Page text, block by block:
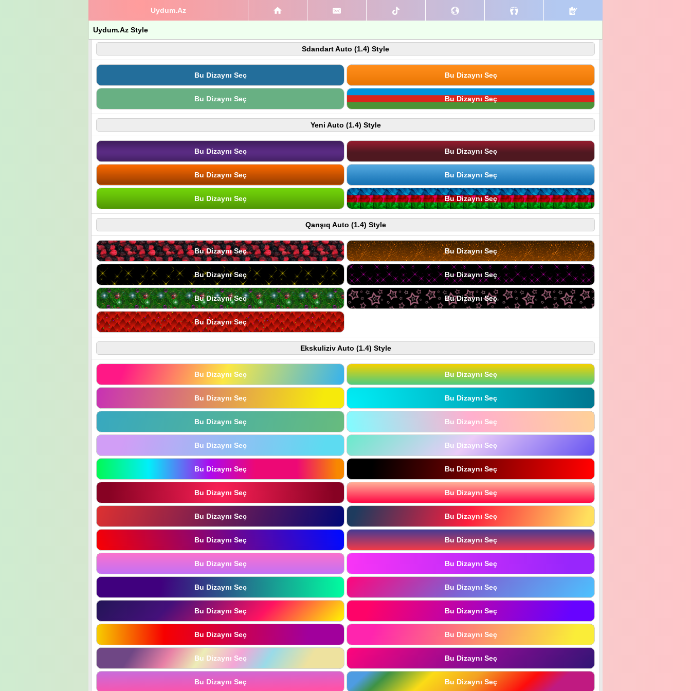
Uydum.Az
Uydum.Az Style
Sdandart Auto (1.4) Style
Bu Dizaynı Seç Bu Dizaynı Seç
Bu Dizaynı Seç Bu Dizaynı Seç
Yeni Auto (1.4) Style
Bu Dizaynı Seç Bu Dizaynı Seç
Bu Dizaynı Seç Bu Dizaynı Seç
Bu Dizaynı Seç Bu Dizaynı Seç
Qarışıq Auto (1.4) Style
Bu Dizaynı Seç Bu Dizaynı Seç
Bu Dizaynı Seç Bu Dizaynı Seç
Bu Dizaynı Seç Bu Dizaynı Seç
Bu Dizaynı Seç
Ekskuliziv Auto (1.4) Style
Bu Dizaynı Seç Bu Dizaynı Seç
Bu Dizaynı Seç Bu Dizaynı Seç
Bu Dizaynı Seç Bu Dizaynı Seç
Bu Dizaynı Seç Bu Dizaynı Seç
Bu Dizaynı Seç Bu Dizaynı Seç
Bu Dizaynı Seç Bu Dizaynı Seç
Bu Dizaynı Seç Bu Dizaynı Seç
Bu Dizaynı Seç Bu Dizaynı Seç
Bu Dizaynı Seç Bu Dizaynı Seç
Bu Dizaynı Seç Bu Dizaynı Seç
Bu Dizaynı Seç Bu Dizaynı Seç
Bu Dizaynı Seç Bu Dizaynı Seç
Bu Dizaynı Seç Bu Dizaynı Seç
Bu Dizaynı Seç Bu Dizaynı Seç